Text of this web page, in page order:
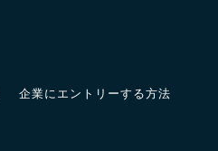
企業にエントリーする方法